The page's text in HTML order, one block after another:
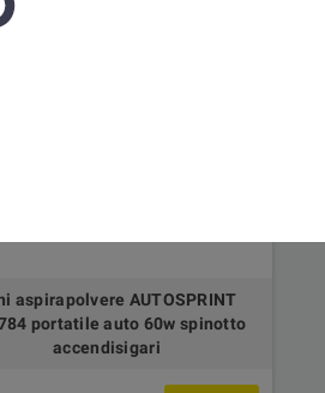
aspirapolvere AUTOSPRINT
portatile auto 60w spinotto
accendisigari